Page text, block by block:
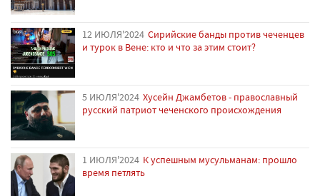
12 ИЮЛЯ'2024 Сирийские банды против чеченцев
и турок в Вене: кто и что за этим стоит?
5 ИЮЛЯ'2024 Хусейн Джамбетов - православный
русский патриот чеченского происхождения
1 ИЮЛЯ'2024 К успешным мусульманам: прошло
время петлять